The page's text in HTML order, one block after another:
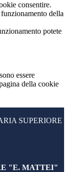
consentire.
della
potete
essere
della cookie
SUPERIORE
"E. MATTEI"